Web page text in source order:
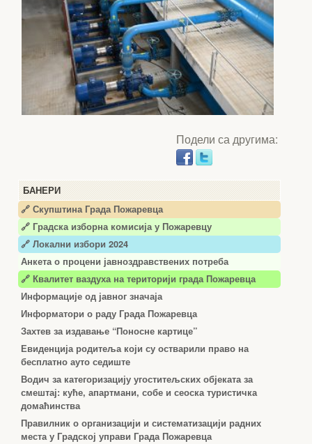
БАНЕРИ
🔗 Скупштина Града Пожаревца
🔗 Градска изборна комисија у Пожаревцу
🔗 Локални избори 2024
Анкета о процени јавноздравствених потреба
🔗 Квалитет ваздуха на територији града Пожаревца
Информације од јавног значаја
Информатори о раду Града Пожаревца
Захтев за издавање “Поносне картице”
Евиденција родитеља који су остварили право на
бесплатно ауто седиште
Водич за категоризацију угоститељских објеката за
смештај: куће, апартмани, собе и сеоска туристичка
домаћинства
Правилник о организацији и систематизацији радних
места у Градској управи Града Пожаревца
Подели са другима: